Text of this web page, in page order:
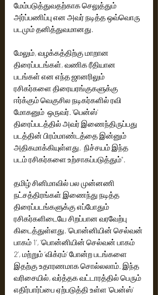
மேம்படுத்துவதற்காக செலுத்தும்
அர்ப்பணிப்பு என அவர் நடித்த ஒவ்வொரு
படமும் தனித்துவமானது.
மேலும், வழக்கத்திற்கு மாறான
திரைப்படங்கள், வணிக ரீதியான
படங்கள் என எந்த ஜானரிலும்
ரசிகர்களை திரையரங்குகளுக்கு
ஈர்க்கும் வெகுசில நடிகர்களில் ரவி
மோகனும்  ஒருவர். 'பென்ஸ்'
திரைப்படத்தில் அவர் இணைந்திருப்பது
படத்தின் பிரம்மாண்டத்தை இன்னும்
அதிகமாக்கியுள்ளது.  நிச்சயம் இந்த
படம் ரசிகர்களை உற்சாகப்படுத்தும்".
தமிழ் சினிமாவில் பல முன்னணி
நட்சத்திரங்கள் இணைந்து நடித்த
திரைப்படங்களுக்கு எப்போதும்
ரசிகர்களிடையே சிறப்பான வரவேற்பு
கிடைத்துள்ளது. ‘பொன்னியின் செல்வன்
பாகம் 1’, ‘பொன்னியின் செல்வன் பாகம்
2’, மற்றும் ‘விக்ரம்’ போன்ற படங்களை
இதற்கு உதாரணமாக சொல்லலாம். இந்த
வரிசையில், வர்த்தக வட்டாரத்தில் பெரும்
எதிர்பார்ப்பை ஏற்படுத்தி உள்ள 'பென்ஸ்'